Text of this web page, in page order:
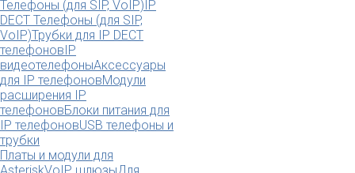
Телефоны (для SIP, VoIP)IP
DECT Телефоны (для SIP,
VoIP)Трубки для IP DECT
телефоновIP
видеотелефоныАксессуары
для IP телефоновМодули
расширения IP
телефоновБлоки питания для
IP телефоновUSB телефоны и
трубки
Платы и модули для
AsteriskVoIP шлюзыДля